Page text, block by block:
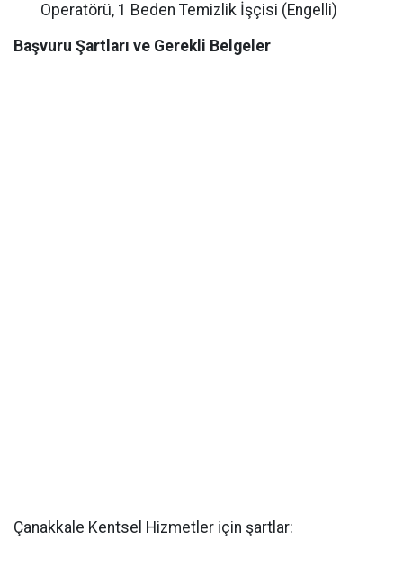
Operatörü, 1 Beden Temizlik İşçisi (Engelli)
Başvuru Şartları ve Gerekli Belgeler
Çanakkale Kentsel Hizmetler için şartlar: